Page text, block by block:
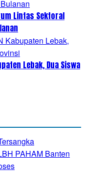
Lintas Sektoral
Lebak, Dua Siswa